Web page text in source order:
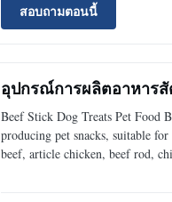
สอบถามตอนนี้
อุปกรณ์การผลิตอาหารสั
Beef Stick Dog Treats Pet Food
producing pet snacks, suitable
beef, article chicken, beef rod,